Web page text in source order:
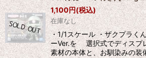
1,100円(税込)
在庫なし
・1/1スケール ・ザクプラく
ーVer.を 選択式でディスプ
素材の本体と、お馴染みの装